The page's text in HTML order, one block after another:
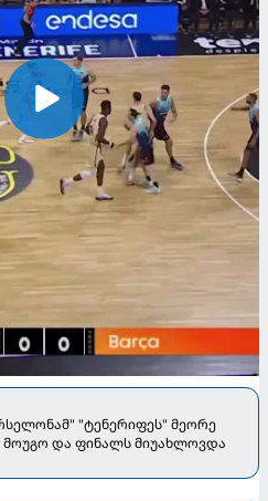
"ტენერიფეს" მეორე
მოუგო და ფინალს მიუახლოვდა